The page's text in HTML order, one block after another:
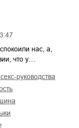
нас, а,
что у…
секс-руководства